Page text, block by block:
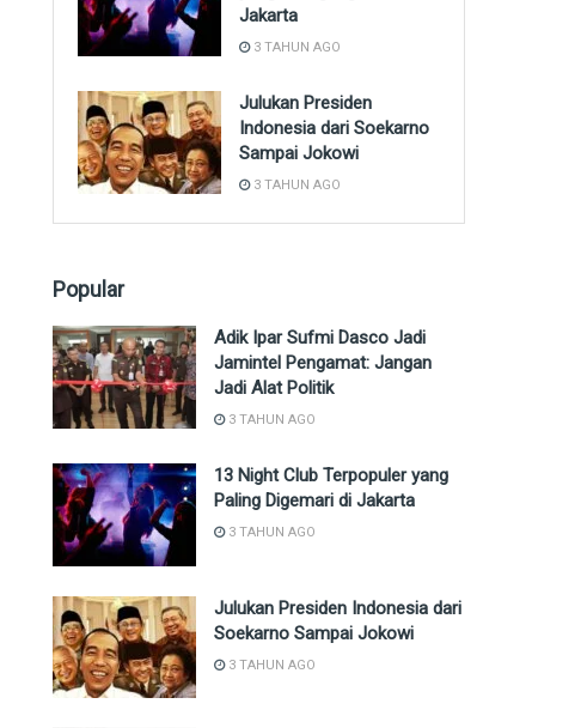
Jakarta
3 TAHUN AGO
Julukan Presiden
Indonesia dari Soekarno
Sampai Jokowi
3 TAHUN AGO
Popular
Adik Ipar Sufmi Dasco Jadi
Jamintel Pengamat: Jangan
Jadi Alat Politik
3 TAHUN AGO
13 Night Club Terpopuler yang
Paling Digemari di Jakarta
3 TAHUN AGO
Julukan Presiden Indonesia dari
Soekarno Sampai Jokowi
3 TAHUN AGO